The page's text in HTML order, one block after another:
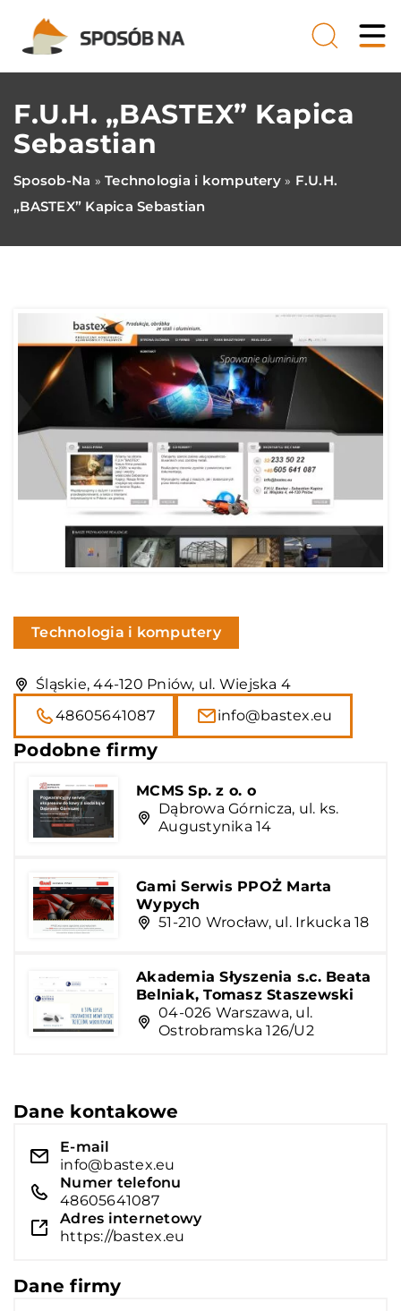
F.U.H. „BASTEX” Kapica
Sebastian
Sposob-Na » Technologia i komputery» F.U.H.
„BASTEX” Kapica Sebastian
Technologia i komputery
Śląskie, 44-120 Pniów, ul. Wiejska 4
48605641087
info@bastex.eu
Podobne firmy
MCMS Sp. z o. o
Dąbrowa Górnicza, ul. ks.
Augustynika 14
Gami Serwis PPOŻ Marta
Wypych
51-210 Wrocław, ul. Irkucka 18
Akademia Słyszenia s.c. Beata
Belniak, Tomasz Staszewski
04-026 Warszawa, ul.
Ostrobramska 126/U2
Dane kontakowe
E-mail
info@bastex.eu
Numer telefonu
48605641087
Adres internetowy
https://bastex.eu
Dane firmy